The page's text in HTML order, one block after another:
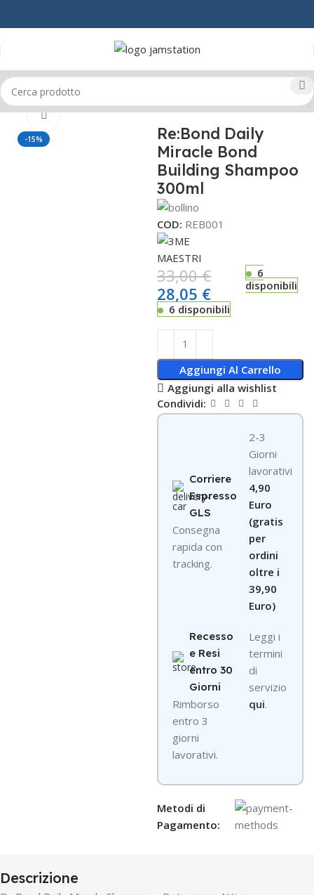
Home CAPELLI SHAMPOO
-15%
Click to enlarge
Re:Bond Daily
Miracle Bond
Building Shampoo
300ml
COD: REB001
33,00€
28,05 €
6
disponibili
6 disponibili
Aggiungi Al Carrello
Aggiungi alla wishlist
Condividi:
Corriere
Espresso
GLS
Consegna
rapida con
tracking.
2-3
Giorni
lavorativi
4,90
Euro
(gratis
per
ordini
oltre i
39,90
Euro)
Recesso
e Resi
entro 30
Giorni
Rimborso
entro 3
giorni
lavorativi.
Leggi i
termini
di
servizio
qui.
Metodi di
Pagamento:
Descrizione